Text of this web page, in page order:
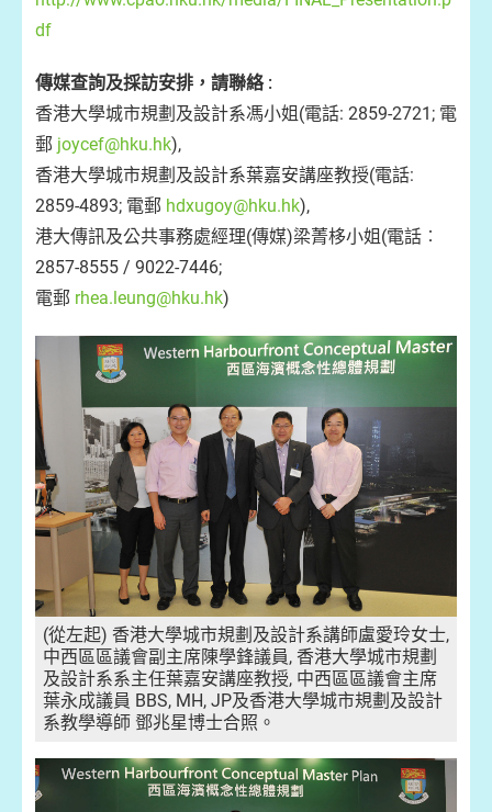
df
傳媒查詢及採訪安排，請聯絡 :
香港大學城市規劃及設計系馮小姐(電話: 2859-2721; 電
郵 joycef@hku.hk),
香港大學城市規劃及設計系葉嘉安講座教授(電話:
2859-4893; 電郵 hdxugoy@hku.hk),
港大傳訊及公共事務處經理(傳媒)梁菁栘小姐(電話︰
2857-8555 / 9022-7446;
電郵 rhea.leung@hku.hk)
(從左起) 香港大學城市規劃及設計系講師盧愛玲女士,
中西區區議會副主席陳學鋒議員, 香港大學城市規劃
及設計系系主任葉嘉安講座教授, 中西區區議會主席
葉永成議員 BBS, MH, JP及香港大學城市規劃及設計
系教學導師 鄧兆星博士合照。